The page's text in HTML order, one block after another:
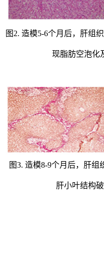
图2. 造模5-6个月后，肝组
现脂肪空泡化
图3. 造模8-9个月后，肝组
肝小叶结构